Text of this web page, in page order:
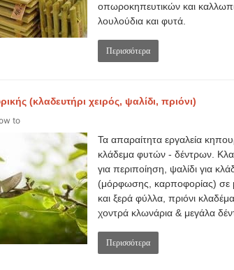
οπωροκηπευτικών και
λουλούδια και φυτά.
Περισσότερα
(κλαδευτήρι χειρός, ψαλίδι, πριόνι)
to
Τα απαραίτητα εργαλεία
κλάδεμα φυτών - δέντρων.
για περιποίηση, ψαλίδι για
(μόρφωσης, καρποφορίας) σε
και ξερά φύλλα, πριόνι
χοντρά κλωνάρια & μεγάλα
Περισσότερα